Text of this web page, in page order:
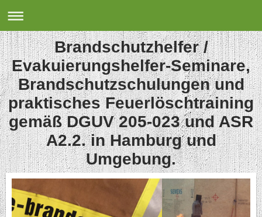
Brandschutzhelfer /
Evakuierungshelfer-Seminare,
Brandschutzschulungen und
praktisches Feuerlöschtraining
gemäß DGUV 205-023 und ASR
A2.2. in Hamburg und
Umgebung.